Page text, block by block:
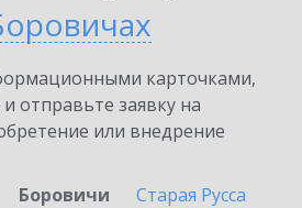
карточками,
отправьте заявку на
или внедрение
Боровичи
Старая Русса